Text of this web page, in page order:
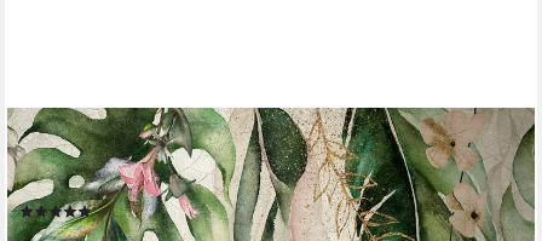
MARBURG
Fototapete Luana, glatt, matt, moderne Tapete für Wohnzimmer
Schlafzimmer Küche
(4)
58,49 € UVP108,45 €